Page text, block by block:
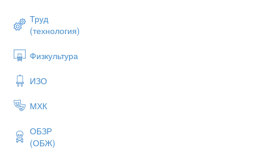
Труд
(технология)
Физкультура
ИЗО
МХК
ОБЗР
(ОБЖ)